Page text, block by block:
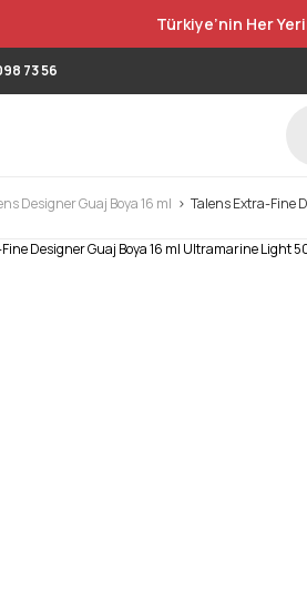
Türkiye’nin Her
73 56
Designer Guaj Boya 16 ml Talens Extra-Fine